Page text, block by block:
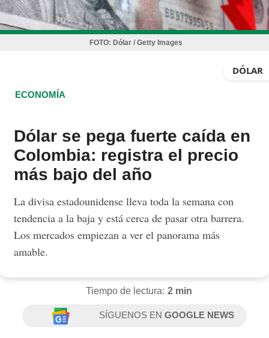
FOTO: Dólar / Getty Images
DÓLAR
ECONOMÍA
Dólar se pega fuerte caída en
Colombia: registra el precio
más bajo del año
La divisa estadounidense lleva toda la semana con
tendencia a la baja y está cerca de pasar otra barrera.
Los mercados empiezan a ver el panorama más
amable.
Tiempo de lectura: 2 min
SÍGUENOS ENGOOGLE NEWS